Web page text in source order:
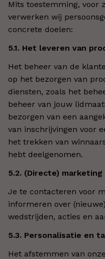
Mits toestemming, voor
verwerken wij
concrete doelen:
5.1. Het leveren van
Het beheer van de
op het bezorgen van
diensten, zoals het
beheer van jouw
bezorgen van een
van inschrijvingen voor
het trekken van
hebt deelgenomen.
5.2. (Directe) marketing
Je te contacteren voor
informeren over
wedstrijden, acties en
5.3. Personalisatie en
Het afstemmen van